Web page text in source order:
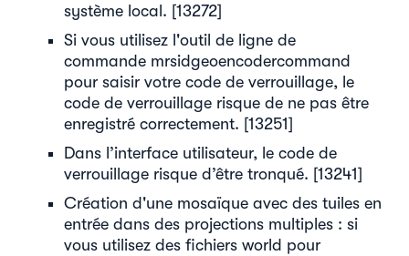
système local. [13272]
Si vous utilisez l'outil de ligne de
commande mrsidgeoencodercommand
pour saisir votre code de verrouillage, le
code de verrouillage risque de ne pas être
enregistré correctement. [13251]
Dans l’interface utilisateur, le code de
verrouillage risque d’être tronqué. [13241]
Création d'une mosaïque avec des tuiles en
entrée dans des projections multiples : si
vous utilisez des fichiers world pour